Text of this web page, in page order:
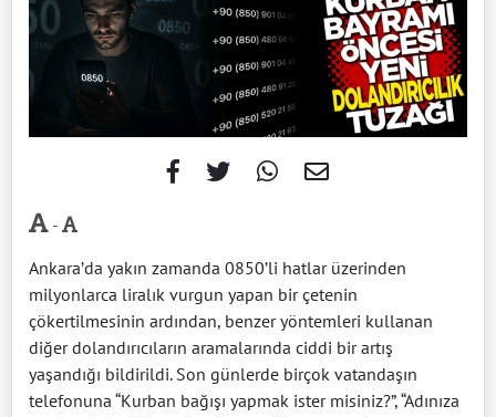
-
Ankara’da yakın zamanda 0850’li hatlar üzerinden
milyonlarca liralık vurgun yapan bir çetenin
çökertilmesinin ardından, benzer yöntemleri kullanan
diğer dolandırıcıların aramalarında ciddi bir artış
yaşandığı bildirildi. Son günlerde birçok vatandaşın
telefonuna “Kurban bağışı yapmak ister misiniz?”, “Adınıza